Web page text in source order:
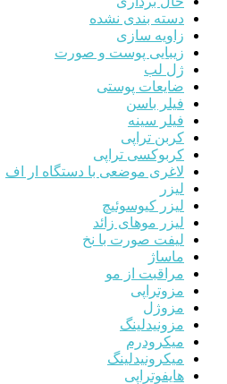
دسته بندی نشده
زاویه سازی
زیبایی پوست و صورت
ژل لب
ضایعات پوستی
فیلر باسن
فیلر سینه
کربن تراپی
کربوکسی تراپی
لاغری موضعی با دستگاه ار اف
لیزر
لیزر کیوسوئیچ
لیزر موهای زائد
لیفت صورت با نخ
ماساژ
مراقبت از مو
مزوتراپی
مزوژل
مزونیدلینگ
میکرودرم
میکرونیدلینگ
هایفوتراپی